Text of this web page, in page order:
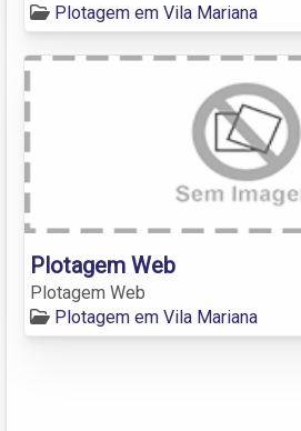
Plotagem em Vila Mariana
Plotagem Web
Plotagem Web
Plotagem em Vila Mariana